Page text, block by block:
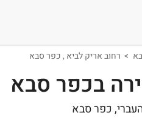
רחוב אריק לביא , כפר סבא
בכפר סבא
כפר סבא